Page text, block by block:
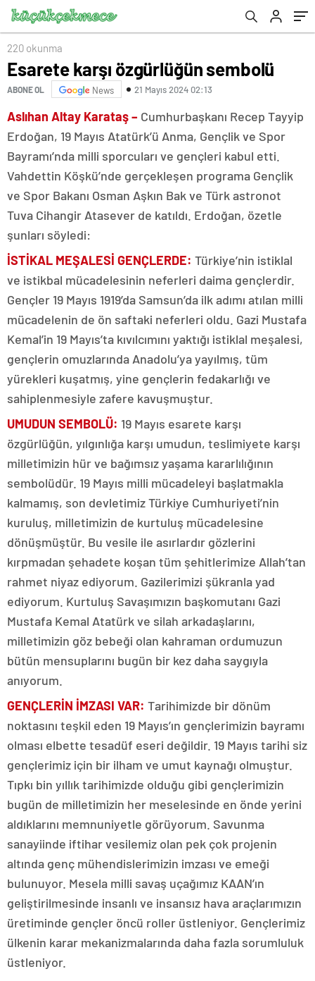
220 okunma
Esarete karşı özgürlüğün sembolü
ABONE OL News 21 Mayıs 2024 02:13
Aslıhan Altay Karataş – Cumhurbaşkanı Recep Tayyip
Erdoğan, 19 Mayıs Atatürk’ü Anma, Gençlik ve Spor
Bayramı’nda milli sporcuları ve gençleri kabul etti.
Vahdettin Köşkü’nde gerçekleşen programa Gençlik
ve Spor Bakanı Osman Aşkın Bak ve Türk astronot
Tuva Cihangir Atasever de katıldı. Erdoğan, özetle
şunları söyledi:
İSTİKAL MEŞALESİ GENÇLERDE: Türkiye’nin istiklal
ve istikbal mücadelesinin neferleri daima gençlerdir.
Gençler 19 Mayıs 1919’da Samsun’da ilk adımı atılan milli
mücadelenin de ön saftaki neferleri oldu. Gazi Mustafa
Kemal’in 19 Mayıs’ta kıvılcımını yaktığı istiklal meşalesi,
gençlerin omuzlarında Anadolu’ya yayılmış, tüm
yürekleri kuşatmış, yine gençlerin fedakarlığı ve
sahiplenmesiyle zafere kavuşmuştur.
UMUDUN SEMBOLÜ: 19 Mayıs esarete karşı
özgürlüğün, yılgınlığa karşı umudun, teslimiyete karşı
milletimizin hür ve bağımsız yaşama kararlılığının
sembolüdür. 19 Mayıs milli mücadeleyi başlatmakla
kalmamış, son devletimiz Türkiye Cumhuriyeti’nin
kuruluş, milletimizin de kurtuluş mücadelesine
dönüşmüştür. Bu vesile ile asırlardır gözlerini
kırpmadan şehadete koşan tüm şehitlerimize Allah’tan
rahmet niyaz ediyorum. Gazilerimizi şükranla yad
ediyorum. Kurtuluş Savaşımızın başkomutanı Gazi
Mustafa Kemal Atatürk ve silah arkadaşlarını,
milletimizin göz bebeği olan kahraman ordumuzun
bütün mensuplarını bugün bir kez daha saygıyla
anıyorum.
GENÇLERİN İMZASI VAR: Tarihimizde bir dönüm
noktasını teşkil eden 19 Mayıs’ın gençlerimizin bayramı
olması elbette tesadüf eseri değildir. 19 Mayıs tarihi siz
gençlerimiz için bir ilham ve umut kaynağı olmuştur.
Tıpkı bin yıllık tarihimizde olduğu gibi gençlerimizin
bugün de milletimizin her meselesinde en önde yerini
aldıklarını memnuniyetle görüyorum. Savunma
sanayiinde iftihar vesilemiz olan pek çok projenin
altında genç mühendislerimizin imzası ve emeği
bulunuyor. Mesela milli savaş uçağımız KAAN’ın
geliştirilmesinde insanlı ve insansız hava araçlarımızın
üretiminde gençler öncü roller üstleniyor. Gençlerimiz
ülkenin karar mekanizmalarında daha fazla sorumluluk
üstleniyor.